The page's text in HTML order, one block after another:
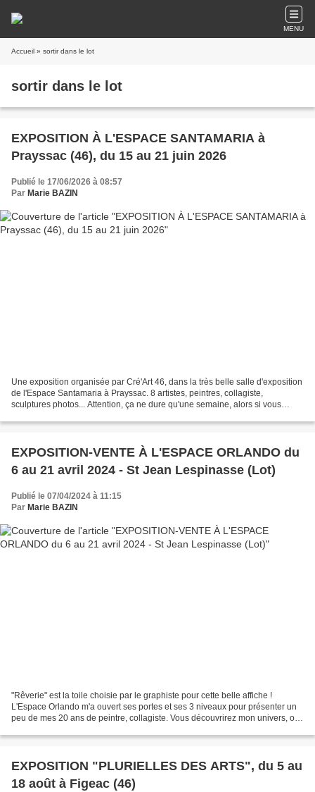
MENU
Accueil » sortir dans le lot
sortir dans le lot
EXPOSITION À L'ESPACE SANTAMARIA à
Prayssac (46), du 15 au 21 juin 2026
Publié le 17/06/2026 à 08:57
Par Marie BAZIN
Une exposition organisée par Cré'Art 46, dans la très belle salle d'exposition
de l'Espace Santamaria à Prayssac. 8 artistes, peintres, collagiste,
sculptures photos... Attention, ça ne dure qu'une semaine, alors si vous
EXPOSITION-VENTE À L'ESPACE ORLANDO du
6 au 21 avril 2024 - St Jean Lespinasse (Lot)
Publié le 07/04/2024 à 11:15
Par Marie BAZIN
"Rêverie" est la toile choisie par le graphiste pour cette belle affiche !
L'Espace Orlando m'a ouvert ses portes et ses 3 niveaux pour présenter un
peu de mes 20 ans de peintre, collagiste. Vous découvrirez mon univers, ou
EXPOSITION "PLURIELLES DES ARTS", du 5 au
18 août à Figeac (46)